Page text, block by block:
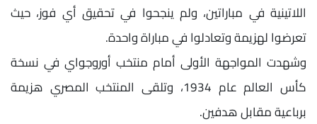
اللاتينية في مباراتين، ولم ينجحوا في تحقيق أي فوز، حيث
تعرضوا لهزيمة وتعادلوا في مباراة واحدة.
وشهدت المواجهة الأولى أمام منتخب أوروجواي في نسخة
كأس العالم عام 1934، وتلقى المنتخب المصري هزيمة
برباعية مقابل هدفين.